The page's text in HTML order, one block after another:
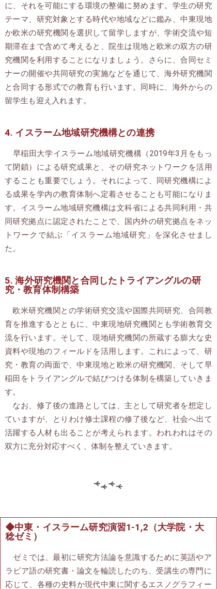
に、それを可能にする環境の整備に努めます。学生の研究
テーマ、研究対象とする時代や地域などに鑑み、中東現地
か欧米の研究機関を選択して留学しますが、学術交流や短
期滞在まで含めて考えると、院生は現地と欧米の双方の研
究機関を利用することになりましょう。さらに、合同セミ
ナーの開催や共同研究の実施などを通じて、海外研究機関
と合同する形式での教育も行います。同時に、海外からの
留学生も迎え入れます。
4. イスラーム地域研究機構との連携
早稲田大学イスラーム地域研究機構（2019年3月をもっ
て閉鎖）による研究成果と、その研究ネットワークを活用
することも重要でしょう。それによって、同研究機構によ
る成果を学内の教育体制へ定着させることも可能になりま
す。イスラーム地域研究機構は文科省による共同利用・共
同研究拠点に認定されたことで、国内外の研究拠点をネッ
トワークで結ぶ「イスラーム地域研究」を深化させまし
た。
5. 海外研究機関と合同したトライアングルの研
究・教育体制構築
欧米研究機関との学術研究交流や国際共同研究、合同教
育を推進するとともに、中東現地研究機関とも学術教育交
流を行います。そして、現地研究機関の所蔵する膨大な史
資料や現地のフィールドを活用します。これによって、研
究・教育の両面で、中東現地と欧米の研究機関、そして早
稲田をトライアングルで結びつける体制を構築していきま
す。
なお、修了後の進路としては、主として研究者を想定し
ていますが、とりわけ修士課程の修了後など、社会へ出て
活躍する人材も出ることが考えられます。われわれはその
双方に充分対応すべく、体制を整えていきます。
◆中東・イスラーム研究演習1-1,2（大学院・大
稔ゼミ）
ゼミでは、最初に研究方法論を意識するために英語やア
ラビア語の研究書・論文を輪読したのち、受講生の専門に
応じて、各種の史料か現代中東に関するエスノグラフィー